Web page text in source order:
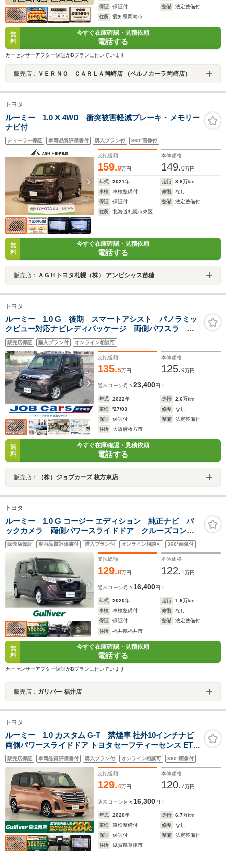
保証
保証付 整備
法定整備付
住所
愛知県岡崎市
無
料
今すぐ在庫確認・見積依頼
電話する
カーセンサーアフター保証がBプランに付いています
販売店： ＶＥＲＮＯ ＣＡＲＬＡ岡崎店 （ベルノカーラ岡崎店）
トヨタ
ルーミー 1.0 X 4WD 衝突被害軽減ブレーキ・メモリー
ナビ付
ディーラー保証 車両品質評価書付 購入プラン付 360°画像付
支払総額
159.9万円
本体価格
149.0万円
年式 2021年 走行 3.8万km
車検
車検整備付 修復
なし
保証
保証付 整備
法定整備付
住所
北海道札幌市東区
無
料
今すぐ在庫確認・見積依頼
電話する
販売店： ＡＧＨトヨタ札幌（株） アンビシャス苗穂
トヨタ
ルーミー 1.0 G 後期 スマートアシスト パノラミッ
クビュー対応ナビレディパッケージ 両側パワスラ 純
正ナビ フルセグ ETC Rソナー LEDヘッドランプ
ロールサンシェード 禁煙車 スマートキー
販売店保証 購入プラン付 オンライン相談可
支払総額
135.5万円
本体価格
125.9万円
通常ローン 月々23,400円
年式 2022年 走行 2.6万km
車検
'27/03 修復
なし
保証
保証付 整備
法定整備付
住所
大阪府枚方市
無
料
今すぐ在庫確認・見積依頼
電話する
販売店： （株）ジョブカーズ 枚方東店
トヨタ
ルーミー 1.0 G コージー エディション 純正ナビ バ
ックカメラ 両側パワースライドドア クルーズコント
ロール 衝突軽減ブレーキ シートヒーター プッシュ
スタート スマートキー オートライト クリアランス
ソナー ドライブレコーダー
販売店保証 車両品質評価書付 購入プラン付 オンライン相談可 360°画像付
支払総額
129.8万円
本体価格
122. 1 万円
通常ローン 月々 16,400円
年式 2020年 走行 1.6万km
車検
車検整備付 修復
なし
保証
保証付 整備
法定整備付
住所
福井県福井市
無
料
今すぐ在庫確認・見積依頼
電話する
カーセンサーアフター保証がBプランに付いています
販売店： ガリバー 福井店
トヨタ
ルーミー 1.0 カスタム G-T 禁煙車 社外10インチナビ
両側パワースライドドア トヨタセーフティーセンス ETC
シートヒーター オートブレーキホールド バックカメラ プ
ッシュスタート ステアリングリモコン スマートキー
販売店保証 車両品質評価書付 購入プラン付 オンライン相談可 360°画像付
支払総額
129.4万円
本体価格
120.7万円
通常ローン 月々16,300円
年式 2020年 走行 6.7万km
車検
車検整備付 修復
なし
保証
保証付 整備
法定整備付
住所
滋賀県草津市